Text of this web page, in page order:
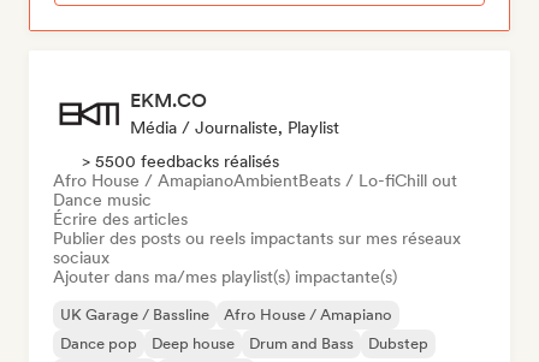
EKM.CO
Média / Journaliste, Playlist
> 5500 feedbacks réalisés
Afro House / AmapianoAmbientBeats / Lo-fiChill out
Dance music
Écrire des articles
Publier des posts ou reels impactants sur mes réseaux
sociaux
Ajouter dans ma/mes playlist(s) impactante(s)
UK Garage / Bassline
Afro House / Amapiano
Dance pop
Deep house Drum and Bass
Dubstep